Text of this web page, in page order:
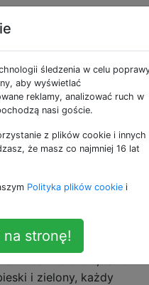
kolory
lub nachylenia
- co oznacza,
i zielony, każdy
śledzenia w celu
aby wyświetlać
reklamy, analizować ruch w
nasi goście.
z plików cookie i innych
że masz co najmniej 16 lat
Polityka plików cookie i
stronę!